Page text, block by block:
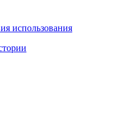
использования